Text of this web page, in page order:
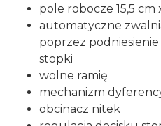
pole robocze 15,5 cm
automatyczne
poprzez
stopki
wolne ramię
mechanizm
obcinacz nitek